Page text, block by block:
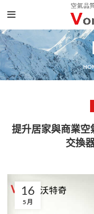
提升居家與商業
交換
16
5 月